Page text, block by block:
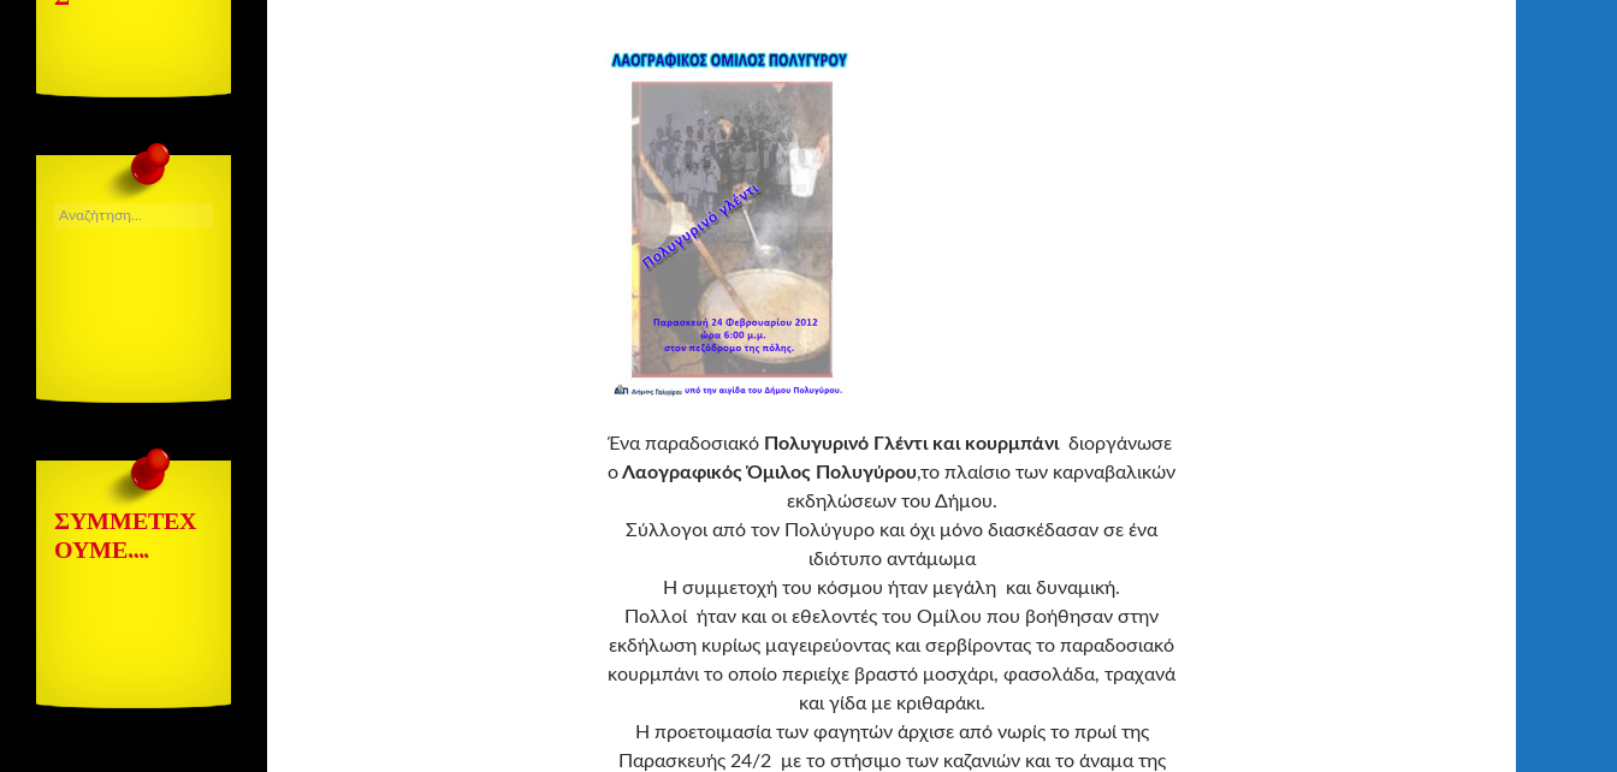
Ένα παραδοσιακό Πολυγυρινό Γλέντι και κουρμπάνι διοργάνωσε
οΛαογραφικός Όμιλος Πολυγύρου,το πλαίσιο των καρναβαλικών
εκδηλώσεων του Δήμου.
Σύλλογοι από τον Πολύγυρο και όχι μόνο διασκέδασαν σε ένα
ιδιότυπο αντάμωμα
Η συμμετοχή του κόσμου ήταν μεγάλη και δυναμική.
Πολλοί ήταν και οι εθελοντές του Ομίλου που βοήθησαν στην
εκδήλωση κυρίως μαγειρεύοντας και σερβίροντας το παραδοσιακό
κουρμπάνι το οποίο περιείχε βραστό μοσχάρι, φασολάδα, τραχανά
και γίδα με κριθαράκι.
Η προετοιμασία των φαγητών άρχισε από νωρίς το πρωί της
Παρασκευής 24/2 με το στήσιμο των καζανιών και το άναμα της
ΓΙΑ:
ΣΥΜΜΕΤΈΧ
ΟΥΜΕ….